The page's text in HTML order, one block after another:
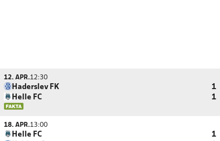
12. APR.12:30
Haderslev FK
1
Helle FC
1
18. APR.13:00
Helle FC
1